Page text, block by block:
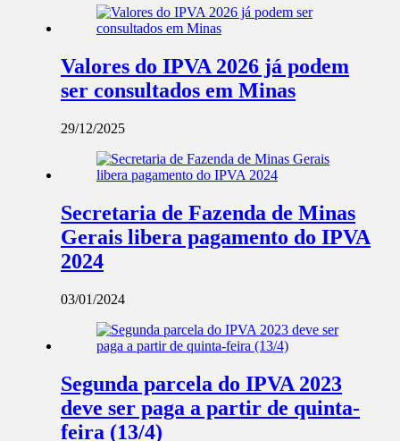
Valores do IPVA 2026 já podem
ser consultados em Minas
29/12/2025
Secretaria de Fazenda de Minas
Gerais libera pagamento do IPVA
2024
03/01/2024
Segunda parcela do IPVA 2023
deve ser paga a partir de quinta-
feira (13/4)